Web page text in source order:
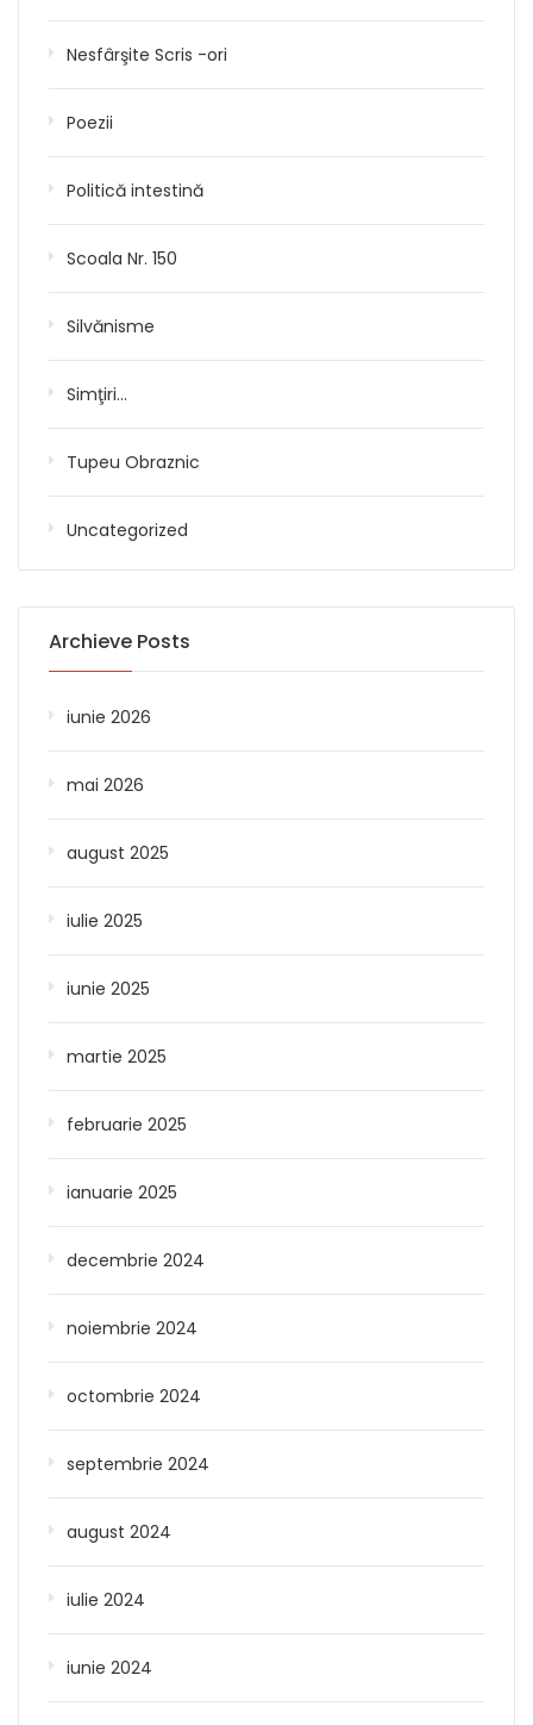
Nesfârşite Scris -ori
Poezii
Politică intestină
Scoala Nr. 150
Silvănisme
Simţiri…
Tupeu Obraznic
Uncategorized
Archieve Posts
iunie 2026
mai 2026
august 2025
iulie 2025
iunie 2025
martie 2025
februarie 2025
ianuarie 2025
decembrie 2024
noiembrie 2024
octombrie 2024
septembrie 2024
august 2024
iulie 2024
iunie 2024